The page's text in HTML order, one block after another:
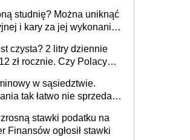
studnię? Można uniknąć
i kary za jej wykonanie,
czysta? 2 litry dziennie
zł rocznie. Czy Polacy
w sąsiedztwie.
tak łatwo nie sprzedaż
stawki podatku na
Finansów ogłosił stawki